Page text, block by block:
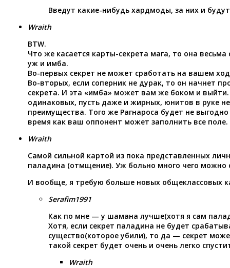
Введут какие-нибудь хардмоды, за них и
Wraith
BTW.
Что же касается карты-секрета мага, то она
уж и имба.
Во-первых секрет не может сработать на вашем
Во-вторых, если соперник не дурак, то он начнет
секрета. И эта «имба» может вам же боком и
одинаковых, пусть даже и жирных, юнитов в руке
преимущества. Того же Рагнароса будет не
время как ваш оппонент может заполнить все поле.
Wraith
Самой сильной картой из пока представленных
паладина (отмщение). Уж больно много чего можно
И вообще, я требую больше новых общеклассовых
Serafim1991
Как по мне — у шамана лучше(хотя я сам
Хотя, если секрет паладина не будет
существо(которое убили), то да — секрет
такой секрет будет очень и очень легко
Wraith